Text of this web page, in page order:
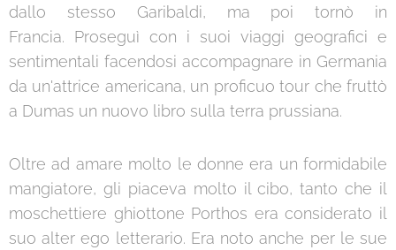
dallo stesso Garibaldi, ma poi tornò in
Francia. Proseguì con i suoi viaggi geografici e
sentimentali facendosi accompagnare in Germania
da un'attrice americana, un proficuo tour che fruttò
a Dumas un nuovo libro sulla terra prussiana.
Oltre ad amare molto le donne era un formidabile
mangiatore, gli piaceva molto il cibo, tanto che il
moschettiere ghiottone Porthos era considerato il
suo alter ego letterario. Era noto anche per le sue